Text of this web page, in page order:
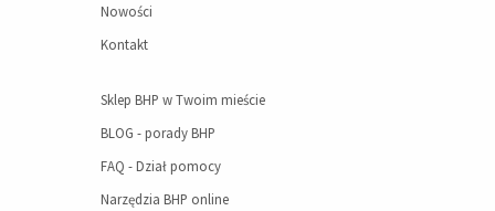
Nowości
Kontakt
Sklep BHP w Twoim mieście
BLOG - porady BHP
FAQ - Dział pomocy
Narzędzia BHP online